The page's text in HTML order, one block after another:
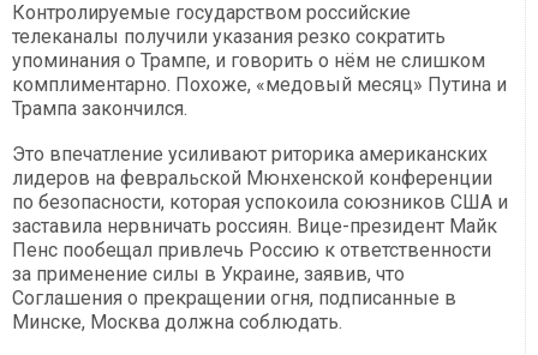
Контролируемые государством российские
телеканалы получили указания резко сократить
упоминания о Трампе, и говорить о нём не слишком
комплиментарно. Похоже, «медовый месяц» Путина и
Трампа закончился.
Это впечатление усиливают риторика американских
лидеров на февральской Мюнхенской конференции
по безопасности, которая успокоила союзников США и
заставила нервничать россиян. Вице-президент Майк
Пенс пообещал привлечь Россию к ответственности
за применение силы в Украине, заявив, что
Соглашения о прекращении огня, подписанные в
Минске, Москва должна соблюдать.